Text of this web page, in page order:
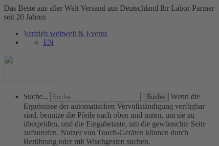
Das Beste aus aller Welt Versand aus Deutschland Ihr Labor-Partner
seit 20 Jahren
Vertrieb weltweit & Events
EN
Suche...
Wenn die
Ergebnisse der automatischen Vervollständigung verfügbar
sind, benutze die Pfeile nach oben und unten, um sie zu
überprüfen, und die Eingabetaste, um die gewünschte Seite
aufzurufen. Nutzer von Touch-Geräten können durch
Berührung oder mit Wischgesten suchen.